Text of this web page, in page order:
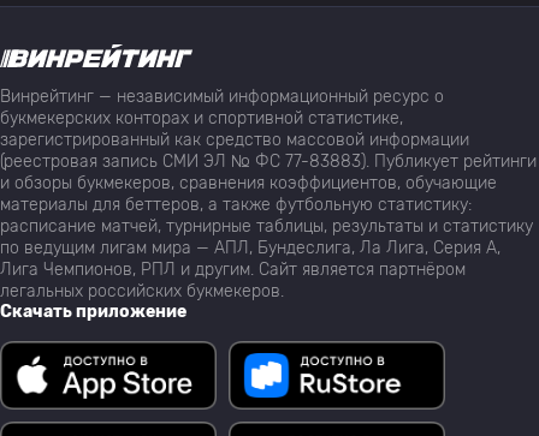
Винрейтинг — независимый информационный ресурс о
букмекерских конторах и спортивной статистике,
зарегистрированный как средство массовой информации
(реестровая запись СМИ ЭЛ № ФС 77-83883). Публикует рейтинги
и обзоры букмекеров, сравнения коэффициентов, обучающие
материалы для беттеров, а также футбольную статистику:
расписание матчей, турнирные таблицы, результаты и статистику
по ведущим лигам мира — АПЛ, Бундеслига, Ла Лига, Серия А,
Лига Чемпионов, РПЛ и другим. Сайт является партнёром
легальных российских букмекеров.
Скачать приложение